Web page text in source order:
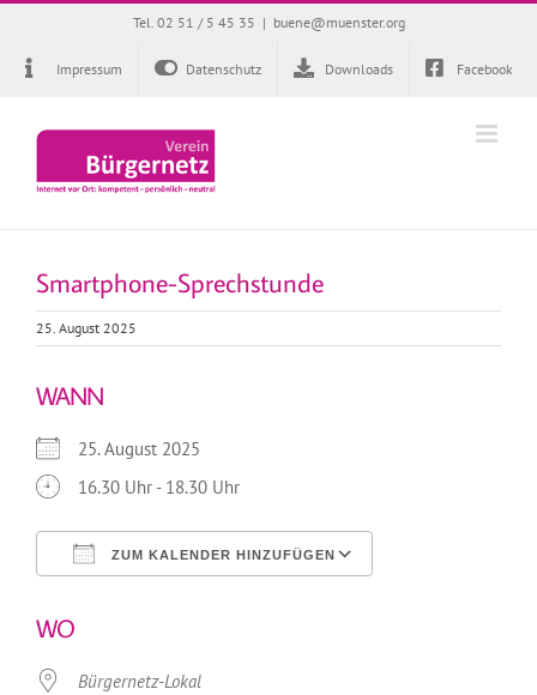
Zum
springen
Tel. 02 51 / 5 45 35 | buene@muenster.org
Impressum Datenschutz Downloads Facebook
Smartphone-Sprechstunde
25. August 2025
WANN
25. August 2025
16.30 Uhr - 18.30 Uhr
ZUM KALENDER HINZUFÜGEN
WO
Bürgernetz-Lokal